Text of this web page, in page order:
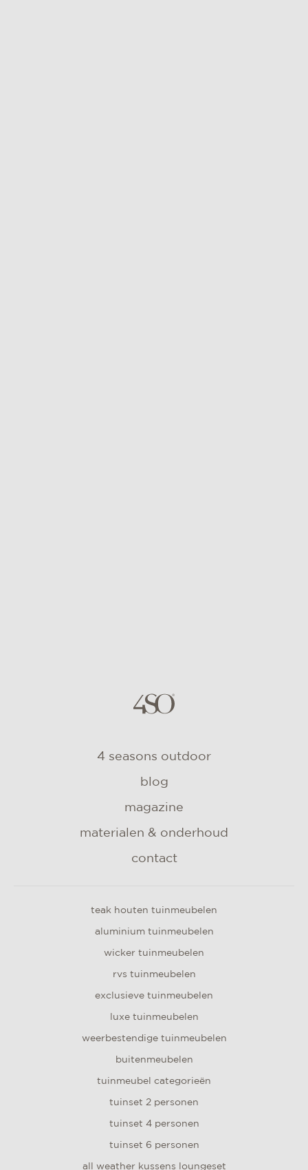
4 seasons outdoor
blog
magazine
materialen & onderhoud
contact
teak houten tuinmeubelen
aluminium tuinmeubelen
wicker tuinmeubelen
rvs tuinmeubelen
exclusieve tuinmeubelen
luxe tuinmeubelen
weerbestendige tuinmeubelen
buitenmeubelen
tuinmeubel categorieën
tuinset 2 personen
tuinset 4 personen
tuinset 6 personen
all weather kussens loungeset